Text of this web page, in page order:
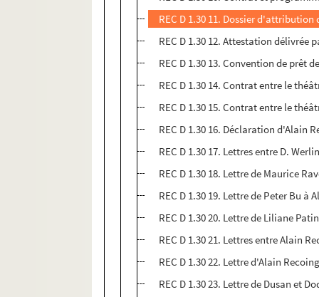
REC D 1.30 11. Dossier
REC D 1.30 12. Attestation délivrée
REC D 1.30 13. Convention de prêt
REC D 1.30 14. Contrat entre le
REC D 1.30 15. Contrat entre le
REC D 1.30 16. Déclaration d'Alain
REC D 1.30 17. Lettres entre D.
REC D 1.30 18. Lettre de Maurice
REC D 1.30 19. Lettre de Peter Bu à
REC D 1.30 20. Lettre de Liliane
REC D 1.30 21. Lettres entre Alain
REC D 1.30 22. Lettre d'Alain
REC D 1.30 23. Lettre de Dusan et